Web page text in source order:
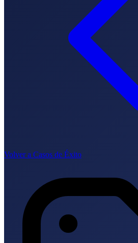
🇫🇷 FR 🇩🇪 DE
Volver a Casos de Éxito